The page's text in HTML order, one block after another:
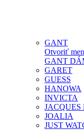
GANT
Otvoriť
GANT
GARET
GUESS
HANOWA
INVICTA
JACQUES
JOALIA
JUST